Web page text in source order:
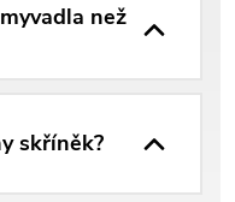
než
skříněk?